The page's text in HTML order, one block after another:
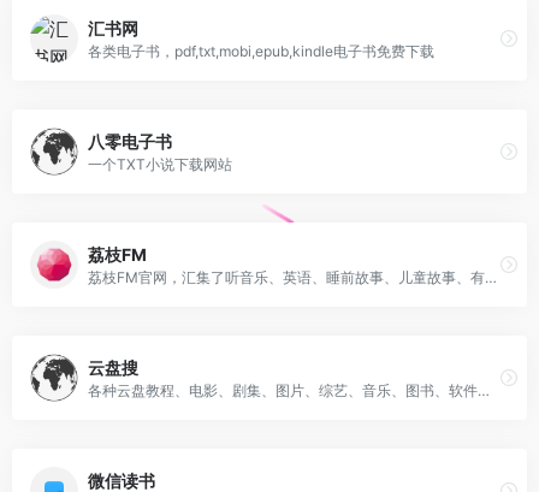
汇书网
各类电子书，pdf,txt,mobi,epub,kindle电子书免费下载
八零电子书
一个TXT小说下载网站
荔枝FM
荔枝FM官网，汇集了听音乐、英语、睡前故事、儿童故事、有声小说、相声段子、历史人文,、有声书等数亿条音频
云盘搜
各种云盘教程、电影、剧集、图片、综艺、音乐、图书、软件、动漫、游戏、学习资料、等各类资源
微信读书